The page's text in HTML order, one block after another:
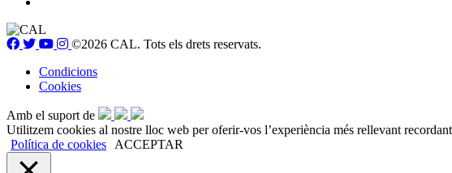
©2026 CAL. Tots els drets reservats.
Condicions
Cookies
Amb el suport de
Utilitzem cookies al nostre lloc web per oferir-vos l’experiència més rellevant
Política de cookies
ACCEPTAR